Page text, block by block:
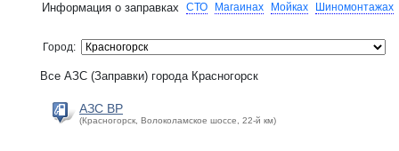
Информация о заправках СТО Магаинах Мойках Шиномонтажах
Город:
Все АЗС (Заправки) города Красногорск
АЗС BP
(Красногорск, Волоколамское шоссе, 22-й км)